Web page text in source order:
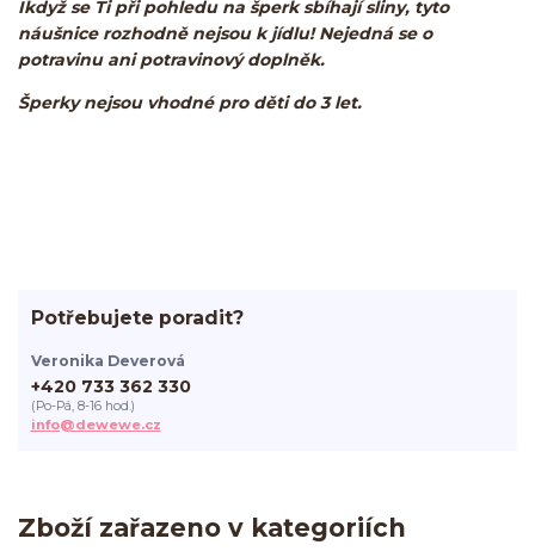
Ikdyž se Ti při pohledu na šperk sbíhají sliny, tyto
náušnice rozhodně nejsou k jídlu! Nejedná se o
potravinu ani potravinový doplněk.
Šperky nejsou vhodné pro děti do 3 let.
Zboží zařazeno v kategoriích
Potřebujete poradit?
Veronika Deverová
+420 733 362 330
(Po-Pá, 8-16 hod.)
info@dewewe.cz